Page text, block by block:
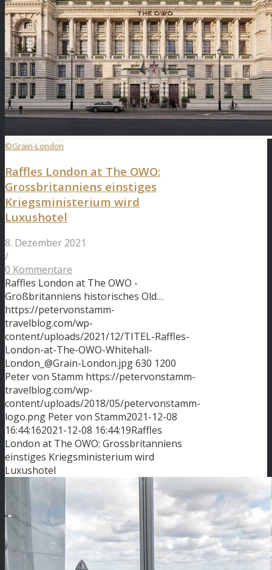
©Grain-London
Raffles London at The OWO:
Grossbritanniens einstiges
Kriegsministerium wird
Luxushotel
8. Dezember 2021
/
0 Kommentare
Raffles London at The OWO -
Großbritanniens historisches Old…
https://petervonstamm-
travelblog.com/wp-
content/uploads/2021/12/TITEL-Raffles-
London-at-The-OWO-Whitehall-
London_@Grain-London.jpg630 1200
Peter von Stamm https://petervonstamm-
travelblog.com/wp-
content/uploads/2018/05/petervonstamm-
logo.png Peter von Stamm2021-12-08
16:44:162021-12-08 16:44:19Raffles
London at The OWO: Grossbritanniens
einstiges Kriegsministerium wird
Luxushotel